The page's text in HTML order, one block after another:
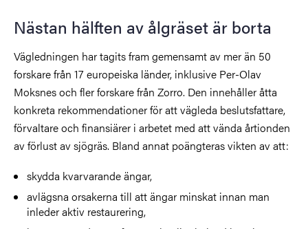
Nästan hälften av ålgräset är borta
Vägledningen har tagits fram gemensamt av mer än 50
forskare från 17 europeiska länder, inklusive Per-Olav
Moksnes och fler forskare från Zorro. Den innehåller åtta
konkreta rekommendationer för att vägleda beslutsfattare,
förvaltare och finansiärer i arbetet med att vända årtionden
av förlust av sjögräs. Bland annat poängteras vikten av att:
skydda kvarvarande ängar,
avlägsna orsakerna till att ängar minskat innan man
inleder aktiv restaurering,